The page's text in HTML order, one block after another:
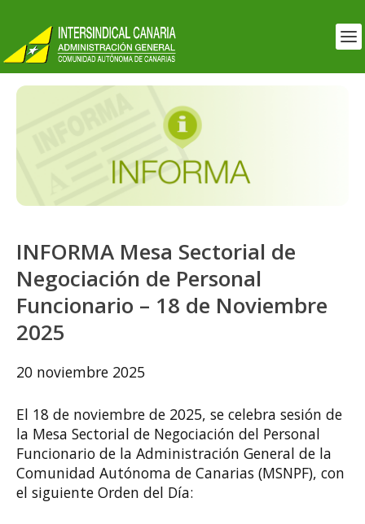
INFORMA Mesa Sectorial de
Negociación de Personal
Funcionario – 18 de Noviembre
2025
20 noviembre 2025
El 18 de noviembre de 2025, se celebra sesión de
la Mesa Sectorial de Negociación del Personal
Funcionario de la Administración General de la
Comunidad Autónoma de Canarias (MSNPF), con
el siguiente Orden del Día: